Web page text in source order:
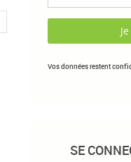
Vos données restent
SE